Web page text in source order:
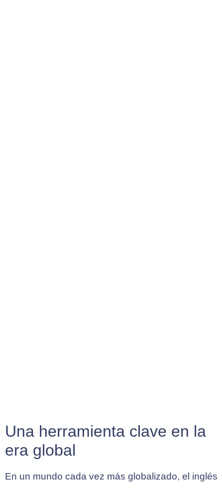
Una herramienta clave en la
era global
En un mundo cada vez más globalizado, el inglés